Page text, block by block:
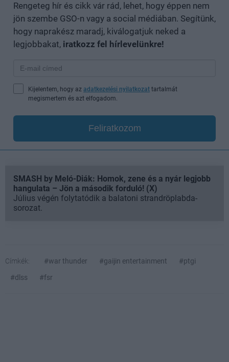
Rengeteg hír és cikk vár rád, lehet, hogy éppen nem
jön szembe GSO-n vagy a social médiában. Segítünk,
hogy naprakész maradj, kiválogatjuk neked a
legjobbakat, iratkozz fel hírlevelünkre!
Kijelentem, hogy az adatkezelési nyilatkozat tartalmát
megismertem és azt elfogadom.
Feliratkozom
SMASH by Meló-Diák: Homok, zene és a nyár legjobb
hangulata – Jön a második forduló! (X)
Július végén folytatódik a balatoni strandröplabda-
sorozat.
Címkék: #war thunder #gaijin entertainment
#ptgi
#dlss
#fsr